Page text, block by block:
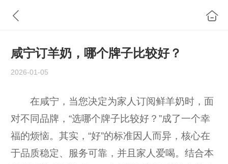
咸宁订羊奶，哪个牌子比较好？
2026-01-05
在咸宁，当您决定为家人订阅鲜羊奶时，面
对不同品牌，“选哪个牌子比较好？”成了一个幸
福的烦恼。其实，“好”的标准因人而异，核心在
于品质稳定、服务可靠，并且家人爱喝。结合本